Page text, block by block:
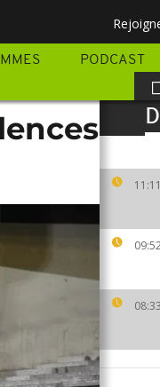
PODCAST
11:11
08:33